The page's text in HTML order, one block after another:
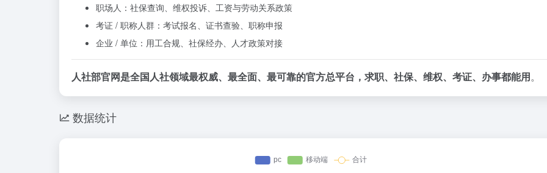
职场人：社保查询、维权投诉、工资与劳动关系政策
考证 / 职称人群：考试报名、证书查验、职称申报
企业 / 单位：用工合规、社保经办、人才政策对接
人社部官网是全国人社领域最权威、最全面、最可靠的官方总平台，求职、社保、维权、考证、办事都能用。
数据统计